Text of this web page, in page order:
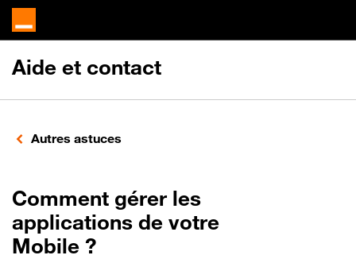
Aide et contact
Autres astuces
Comment gérer les
applications de votre
Mobile ?